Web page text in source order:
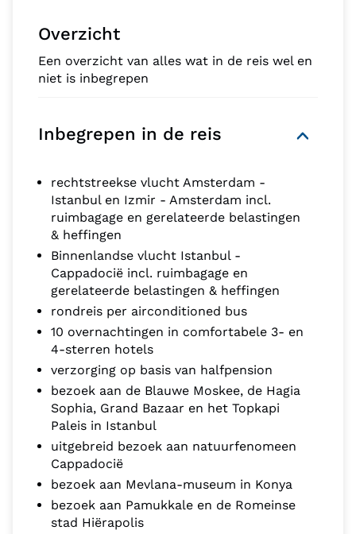
Overzicht
Een overzicht van alles wat in de reis wel en
niet is inbegrepen
Inbegrepen in de reis
rechtstreekse vlucht Amsterdam -
Istanbul en Izmir - Amsterdam incl.
ruimbagage en gerelateerde belastingen
& heffingen
Binnenlandse vlucht Istanbul -
Cappadocië incl. ruimbagage en
gerelateerde belastingen & heffingen
rondreis per airconditioned bus
10 overnachtingen in comfortabele 3- en
4-sterren hotels
verzorging op basis van halfpension
bezoek aan de Blauwe Moskee, de Hagia
Sophia, Grand Bazaar en het Topkapi
Paleis in Istanbul
uitgebreid bezoek aan natuurfenomeen
Cappadocië
bezoek aan Mevlana-museum in Konya
bezoek aan Pamukkale en de Romeinse
stad Hiërapolis